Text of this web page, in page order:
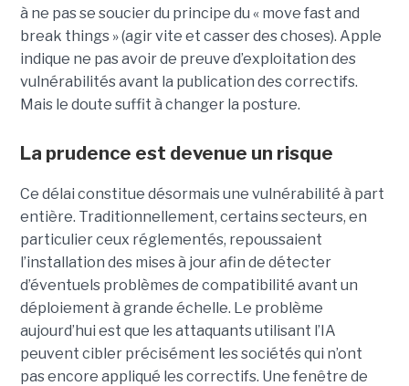
à ne pas se soucier du principe du « move fast and
break things » (agir vite et casser des choses). Apple
indique ne pas avoir de preuve d’exploitation des
vulnérabilités avant la publication des correctifs.
Mais le doute suffit à changer la posture.
La prudence est devenue un risque
Ce délai constitue désormais une vulnérabilité à part
entière. Traditionnellement, certains secteurs, en
particulier ceux réglementés, repoussaient
l’installation des mises à jour afin de détecter
d’éventuels problèmes de compatibilité avant un
déploiement à grande échelle. Le problème
aujourd’hui est que les attaquants utilisant l’IA
peuvent cibler précisément les sociétés qui n’ont
pas encore appliqué les correctifs. Une fenêtre de